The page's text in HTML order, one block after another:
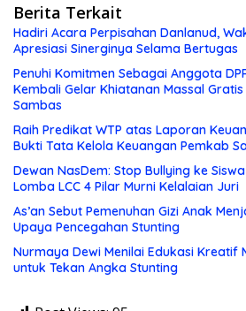
Berita Terkait
Hadiri Acara Perpisahan Danlanud,
Apresiasi Sinerginya Selama Bertugas
Penuhi Komitmen Sebagai Anggota
Kembali Gelar Khiatanan Massal
Sambas
Raih Predikat WTP atas Laporan
Bukti Tata Kelola Keuangan Pemkab
Dewan NasDem: Stop Bullying ke Siswa
Lomba LCC 4 Pilar Murni Kelalaian Juri
As’an Sebut Pemenuhan Gizi Anak
Upaya Pencegahan Stunting
Nurmaya Dewi Menilai Edukasi Kreatif
untuk Tekan Angka Stunting